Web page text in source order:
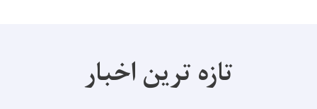
تازه ترین اخبار